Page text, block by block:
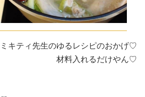
ミキティ先生のゆるレシピのおかげ♡
材料入れるだけやん♡